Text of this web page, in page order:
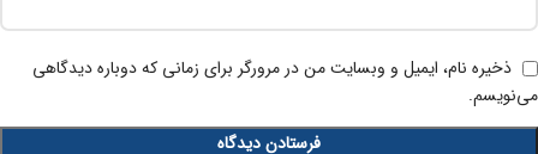
ذخیره نام، ایمیل و وبسایت من در مرورگر برای زمانی که دوباره دیدگاهی
می‌نویسم.